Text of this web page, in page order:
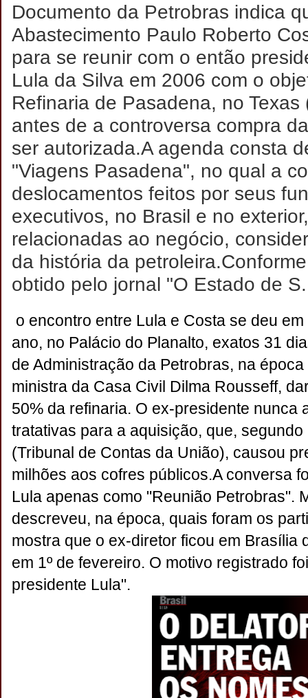
Documento da Petrobras indica
Abastecimento Paulo Roberto
para se reunir com o então
Lula da Silva em 2006 com o
Refinaria de Pasadena, no Texas
antes de a controversa compra
ser autorizada.A agenda consta
"Viagens Pasadena", no qual a
deslocamentos feitos por seus
executivos, no Brasil e no
relacionadas ao negócio,
da história da petroleira.
obtido pelo jornal "O Estado de
o encontro entre Lula e Costa se deu
ano, no Palácio do Planalto, exatos 31
de Administração da Petrobras, na
ministra da Casa Civil Dilma Rousseff,
50% da refinaria. O ex-presidente nunca
tratativas para a aquisição, que,
(Tribunal de Contas da União), causou
milhões aos cofres públicos.A conversa
Lula apenas como "Reunião Petrobras".
descreveu, na época, quais foram os
mostra que o ex-diretor ficou em Brasília
em 1º de fevereiro. O motivo registrado
presidente Lula".